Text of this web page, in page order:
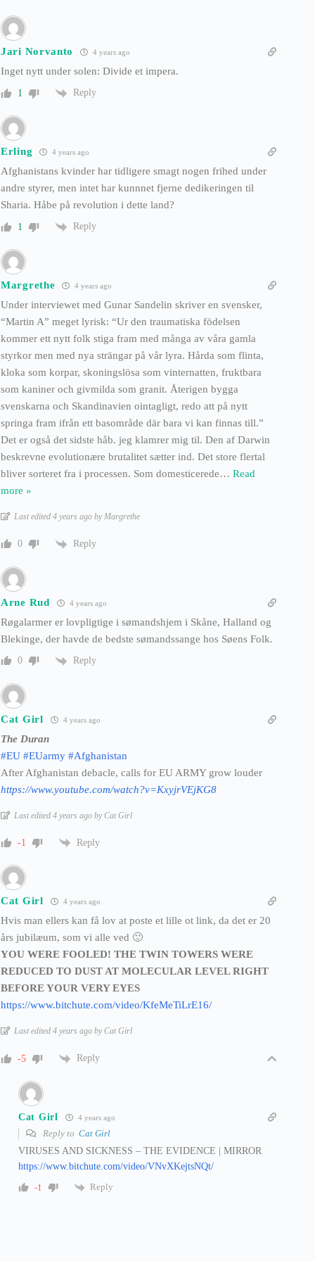
Jari Norvanto 4 years ago
Inget nytt under solen: Divide et impera.
1 Reply
Erling 4 years ago
Afghanistans kvinder har tidligere smagt nogen frihed under
andre styrer, men intet har kunnnet fjerne dedikeringen til
Sharia. Håbe på revolution i dette land?
1 Reply
Margrethe 4 years ago
Under interviewet med Gunar Sandelin skriver en svensker,
“Martin A” meget lyrisk: “Ur den traumatiska födelsen
kommer ett nytt folk stiga fram med många av våra gamla
styrkor men med nya strängar på vår lyra. Hårda som flinta,
kloka som korpar, skoningslösa som vinternatten, fruktbara
som kaniner och givmilda som granit. Återigen bygga
svenskarna och Skandinavien ointagligt, redo att på nytt
springa fram ifrån ett basområde där bara vi kan finnas till.”
Det er også det sidste håb. jeg klamrer mig til. Den af Darwin
beskrevne evolutionære brutalitet sætter ind. Det store flertal
bliver sorteret fra i processen. Som domesticerede… Read
more »
Last edited 4 years ago by Margrethe
0 Reply
Arne Rud 4 years ago
Røgalarmer er lovpligtige i sømandshjem i Skåne, Halland og
Blekinge, der havde de bedste sømandssange hos Søens Folk.
0 Reply
Cat Girl 4 years ago
The Duran
#EU #EUarmy #Afghanistan
After Afghanistan debacle, calls for EU ARMY grow louder
https://www.youtube.com/watch?v=KxyjrVEjKG8
Last edited 4 years ago by Cat Girl
-1 Reply
Cat Girl 4 years ago
Hvis man ellers kan få lov at poste et lille ot link, da det er 20
års jubilæum, som vi alle ved 🙂
YOU WERE FOOLED! THE TWIN TOWERS WERE
REDUCED TO DUST AT MOLECULAR LEVEL RIGHT
BEFORE YOUR VERY EYES
https://www.bitchute.com/video/KfeMeTiLrE16/
Last edited 4 years ago by Cat Girl
-5 Reply
Cat Girl 4 years ago
Reply to Cat Girl
VIRUSES AND SICKNESS – THE EVIDENCE | MIRROR
https://www.bitchute.com/video/VNvXKejtsNQt/
-1
Reply